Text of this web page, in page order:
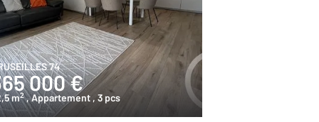
74
000 €
m2 , Appartement , 3 pcs